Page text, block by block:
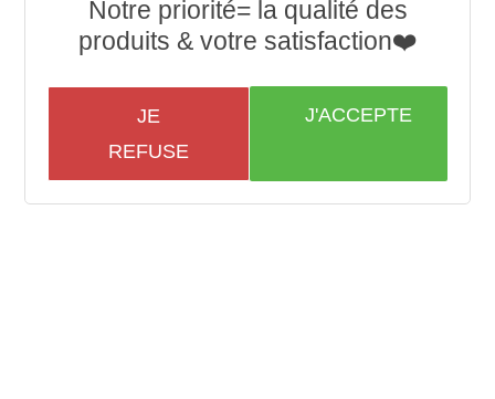
Notre priorité= la qualité des
produits & votre satisfaction❤️
JE
REFUSE
J'ACCEPTE